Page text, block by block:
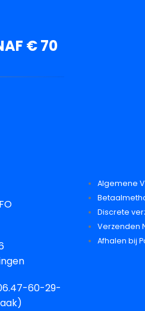
€ 70
60-29-
Algemene
Discrete
Verzenden
Afhalen bij